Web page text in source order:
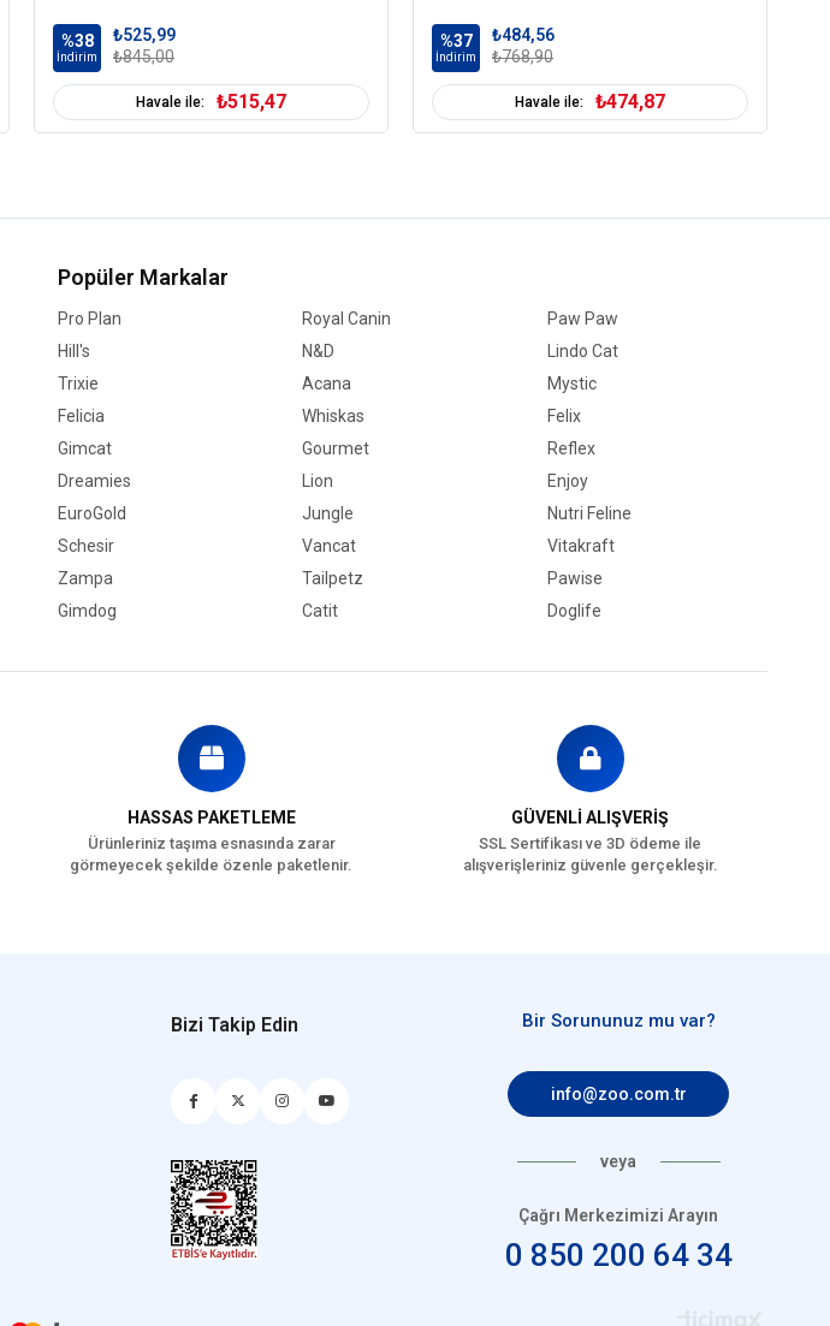
%38
İndirim
₺525,99
₺845,00
Havale ile: ₺515,47
%37
İndirim
₺484,56
₺768,90
Havale ile: ₺474,87
Popüler Markalar
Pro Plan Royal Canin
Paw Paw
Hill's
N&D
Lindo Cat
Trixie
Acana
Mystic
Felicia
Whiskas
Felix
Gimcat
Gourmet
Reflex
Dreamies
Lion
Enjoy
EuroGold
Jungle
Nutri Feline
Schesir
Vancat
Vitakraft
Zampa
Tailpetz
Pawise
Gimdog
Catit Doglife
HASSAS PAKETLEME
Ürünleriniz taşıma esnasında zarar
görmeyecek şekilde özenle paketlenir.
GÜVENLİ ALIŞVERİŞ
SSL Sertifikası ve 3D ödeme ile
alışverişleriniz güvenle gerçekleşir.
Bizi Takip Edin Bir Sorununuz mu var?
info@zoo.com.tr
veya
Çağrı Merkezimizi Arayın
0 850 200 64 34